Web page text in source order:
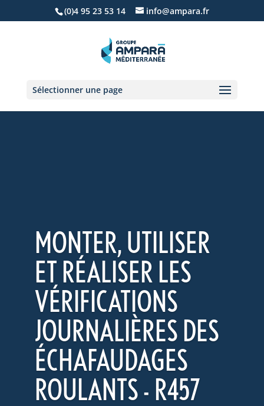
(0)4 95 23 53 14 info@ampara.fr
Sélectionner une page
MONTER, UTILISER
ET RÉALISER LES
VÉRIFICATIONS
JOURNALIÈRES DES
ÉCHAFAUDAGES
ROULANTS - R457